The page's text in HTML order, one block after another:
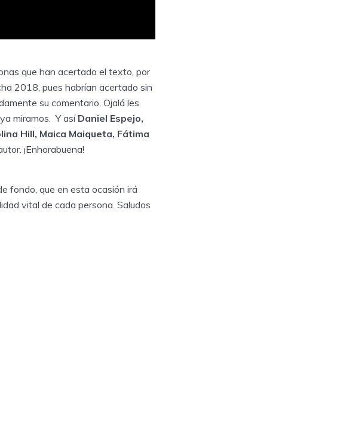
que han acertado el texto, por
2018, pues habrían acertado sin
su comentario. Ojalá les
miramos. Y así Daniel Espejo,
Hill, Maica Maiqueta, Fátima
¡Enhorabuena!
fondo, que en esta ocasión irá
vital de cada persona. Saludos